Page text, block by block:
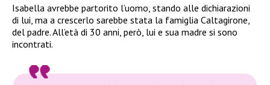
Isabella avrebbe partorito l’uomo, stando alle dichiarazioni
di lui, ma a crescerlo sarebbe stata la famiglia Caltagirone,
del padre. All’età di 30 anni, però, lui e sua madre si sono
incontrati.